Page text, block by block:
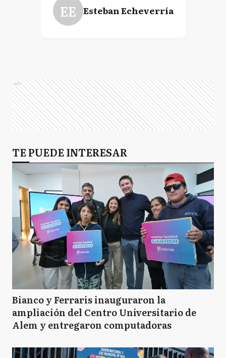
EE Esteban Echeverría
Ads
TE PUEDE INTERESAR
Bianco y Ferraris inauguraron la
ampliación del Centro Universitario de
Alem y entregaron computadoras